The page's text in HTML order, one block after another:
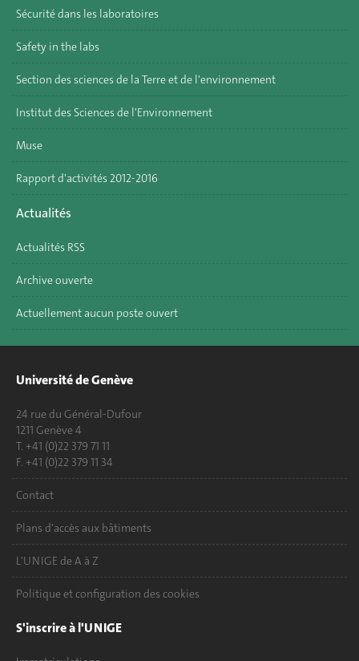
Sécurité dans les laboratoires
Safety in the labs
Section des sciences de la Terre et de l'environnement
Institut des Sciences de l'Environnement
Muse
Rapport d'activités 2012-2016
Actualités
Actualités RSS
Archive ouverte
Actuellement aucun poste ouvert
Université de Genève
24 rue du Général-Dufour
1211 Genève 4
T. +41 (0)22 379 71 11
F. +41 (0)22 379 11 34
Contact
Plans d'accès aux bâtiments
L'UNIGE de A à Z
Politique et configuration des cookies
S'inscrire à l'UNIGE